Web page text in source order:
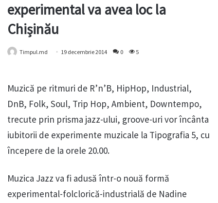
experimental va avea loc la
Chișinău
Timpul.md 19 decembrie 2014 0 5
Muzică pe ritmuri de R’n’B, HipHop, Industrial,
DnB, Folk, Soul, Trip Hop, Ambient, Downtempo,
trecute prin prisma jazz-ului, groove-uri vor încânta
iubitorii de experimente muzicale la Tipografia 5, cu
începere de la orele 20.00.
Muzica Jazz va fi adusă într-o nouă formă
experimental-folclorică-industrială de Nadine